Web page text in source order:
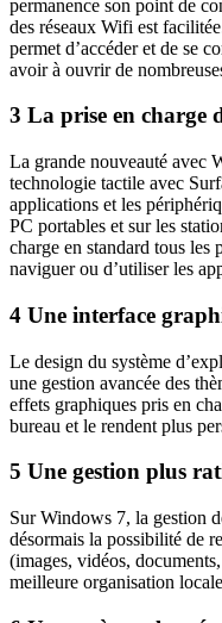
permanence son point de
des réseaux Wifi est
permet d’accéder et de se
avoir à ouvrir de
3 La prise en charge
La grande nouveauté avec
technologie tactile avec
applications et les
PC portables et sur les
charge en standard tous les
naviguer ou d’utiliser les
4 Une interface
Le design du système
une gestion avancée des
effets graphiques pris en
bureau et le rendent plus
5 Une gestion plus
Sur Windows 7, la gestion
désormais la possibilité de
(images, vidéos,
meilleure organisation